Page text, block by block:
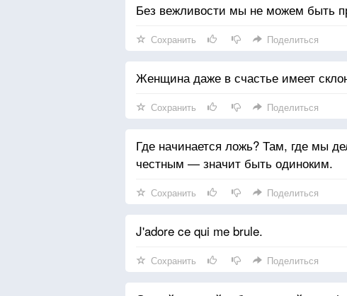
Без вежливости мы не можем быть
Сохранить Поделиться
Женщина даже в счастье имеет
Сохранить Поделиться
Где начинается ложь? Там, где мы
честным — значит быть одиноким.
Сохранить Поделиться
J'adore ce qui me brule.
Сохранить Поделиться